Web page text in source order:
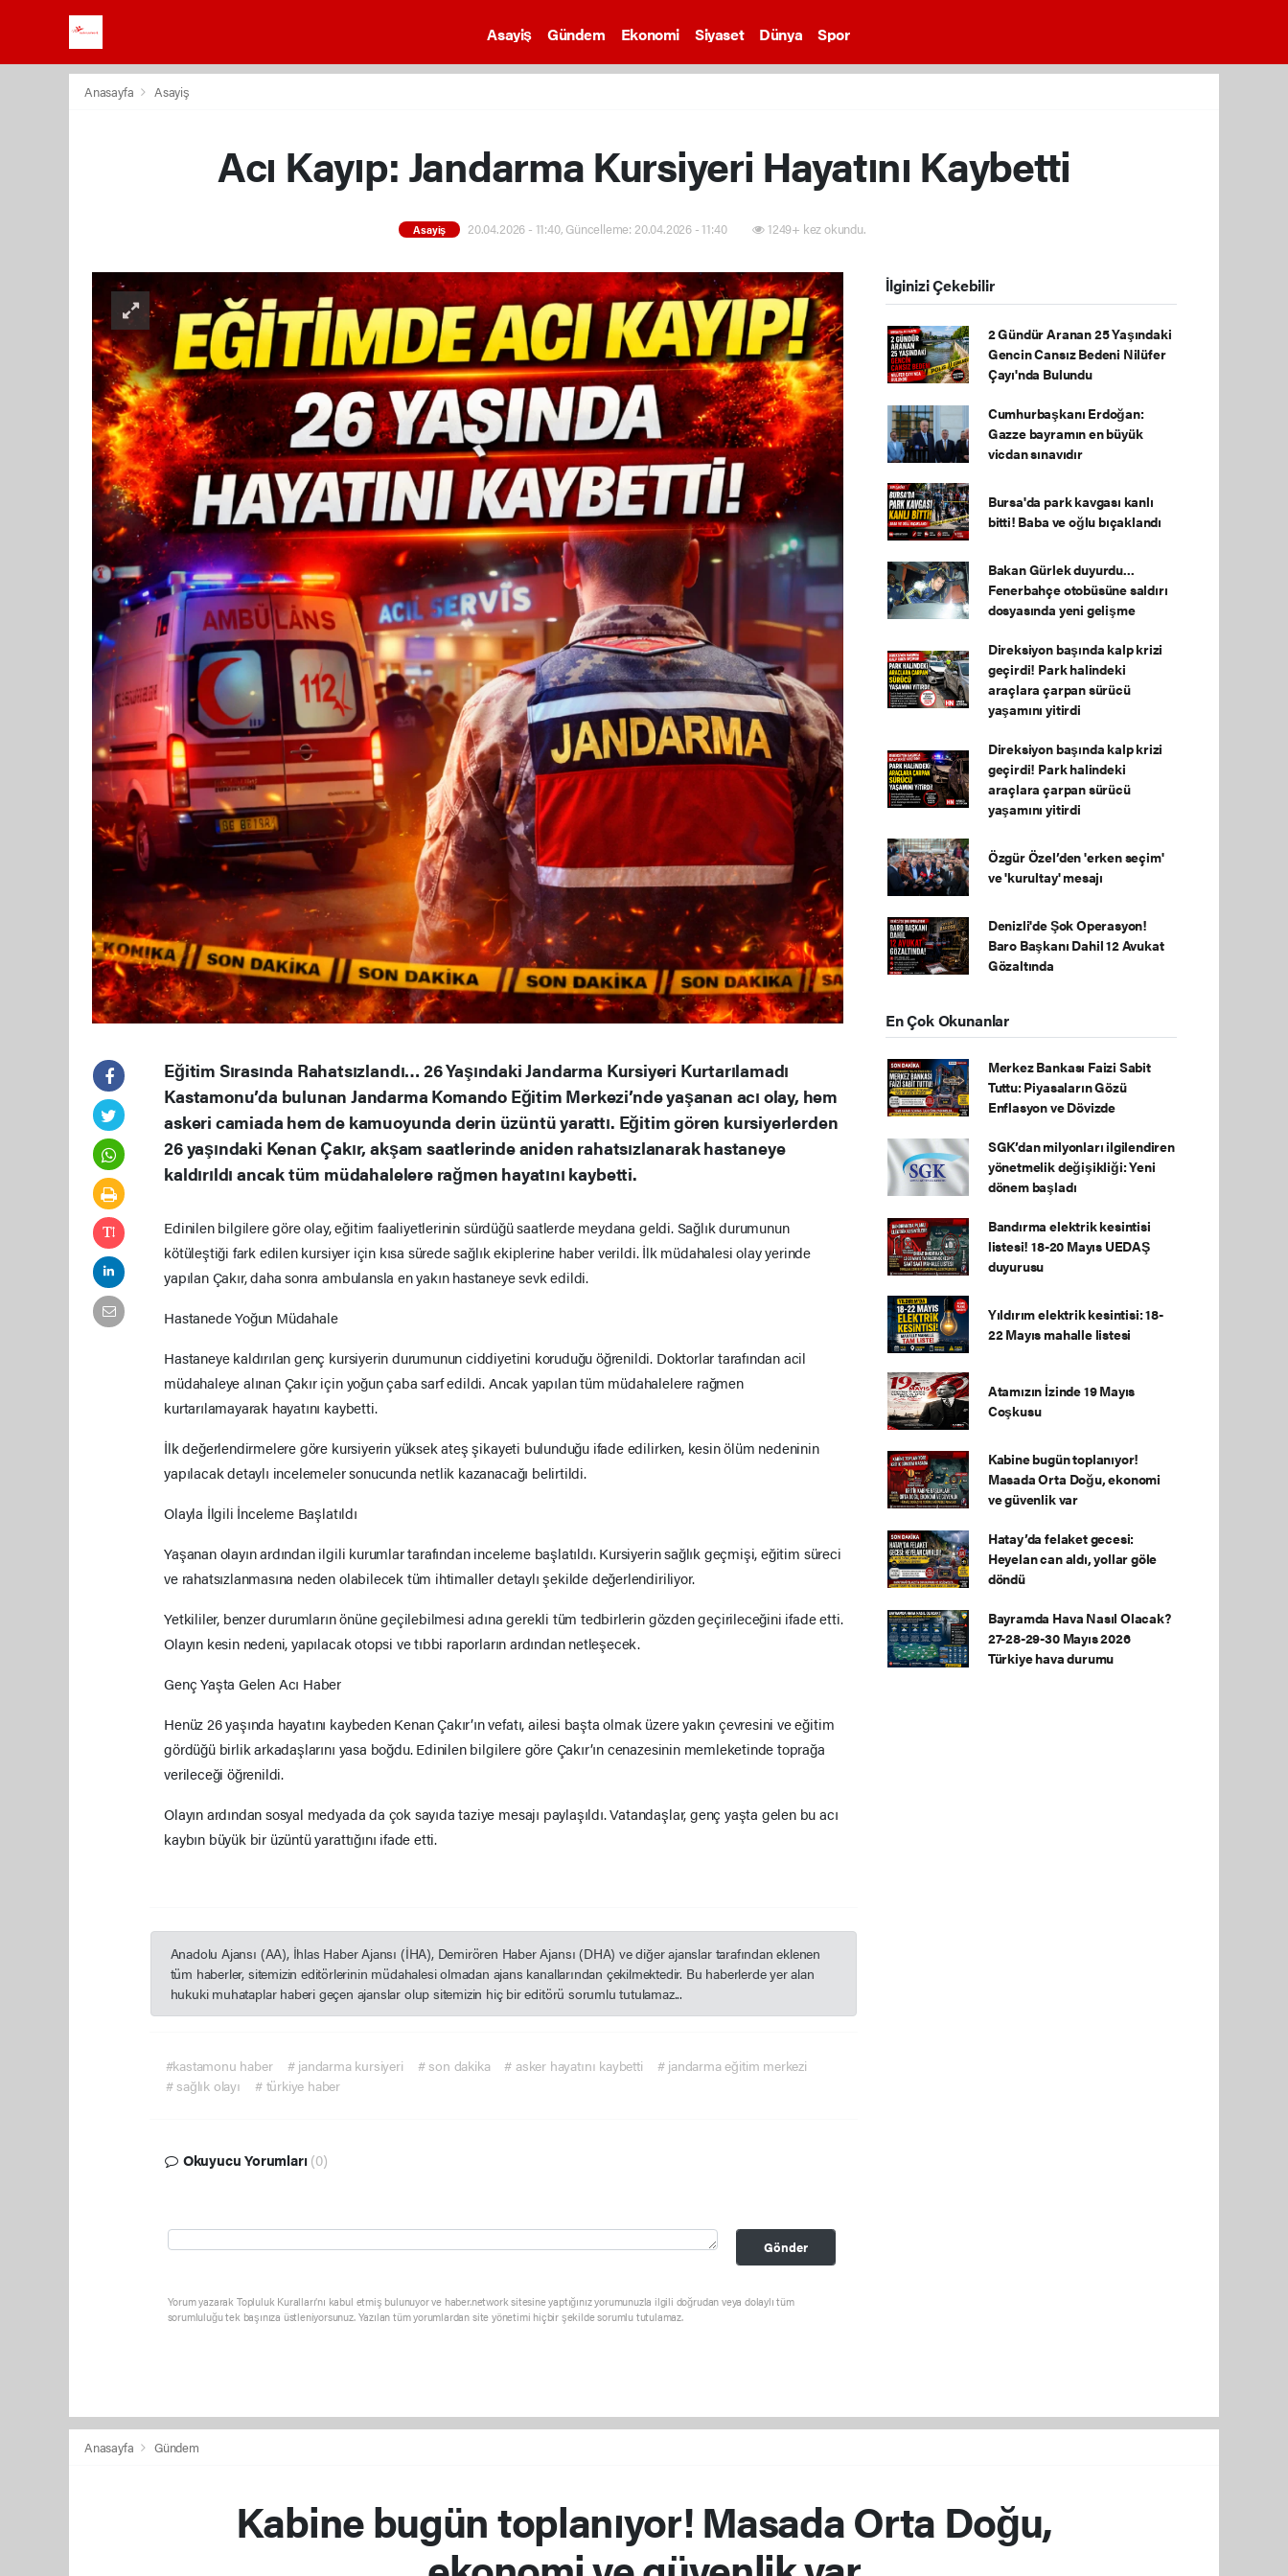
Asayiş Gündem Ekonomi Siyaset Dünya Spor
Anasayfa Asayiş
Acı Kayıp: Jandarma Kursiyeri Hayatını Kaybetti
Asayiş 20.04.2026 - 11:40, Güncelleme: 20.04.2026 - 11:40 1249+ kez okundu.
Eğitim Sırasında Rahatsızlandı… 26 Yaşındaki Jandarma Kursiyeri Kurtarılamadı
Kastamonu’da bulunan Jandarma Komando Eğitim Merkezi’nde yaşanan acı olay, hem
askeri camiada hem de kamuoyunda derin üzüntü yarattı. Eğitim gören kursiyerlerden
26 yaşındaki Kenan Çakır, akşam saatlerinde aniden rahatsızlanarak hastaneye
kaldırıldı ancak tüm müdahalelere rağmen hayatını kaybetti.
Edinilen bilgilere göre olay, eğitim faaliyetlerinin sürdüğü saatlerde meydana geldi. Sağlık durumunun
kötüleştiği fark edilen kursiyer için kısa sürede sağlık ekiplerine haber verildi. İlk müdahalesi olay yerinde
yapılan Çakır, daha sonra ambulansla en yakın hastaneye sevk edildi.
Hastanede Yoğun Müdahale
Hastaneye kaldırılan genç kursiyerin durumunun ciddiyetini koruduğu öğrenildi. Doktorlar tarafından acil
müdahaleye alınan Çakır için yoğun çaba sarf edildi. Ancak yapılan tüm müdahalelere rağmen
kurtarılamayarak hayatını kaybetti.
İlk değerlendirmelere göre kursiyerin yüksek ateş şikayeti bulunduğu ifade edilirken, kesin ölüm nedeninin
yapılacak detaylı incelemeler sonucunda netlik kazanacağı belirtildi.
Olayla İlgili İnceleme Başlatıldı
Yaşanan olayın ardından ilgili kurumlar tarafından inceleme başlatıldı. Kursiyerin sağlık geçmişi, eğitim süreci
ve rahatsızlanmasına neden olabilecek tüm ihtimaller detaylı şekilde değerlendiriliyor.
Yetkililer, benzer durumların önüne geçilebilmesi adına gerekli tüm tedbirlerin gözden geçirileceğini ifade etti.
Olayın kesin nedeni, yapılacak otopsi ve tıbbi raporların ardından netleşecek.
Genç Yaşta Gelen Acı Haber
Henüz 26 yaşında hayatını kaybeden Kenan Çakır’ın vefatı, ailesi başta olmak üzere yakın çevresini ve eğitim
gördüğü birlik arkadaşlarını yasa boğdu. Edinilen bilgilere göre Çakır’ın cenazesinin memleketinde toprağa
verileceği öğrenildi.
Olayın ardından sosyal medyada da çok sayıda taziye mesajı paylaşıldı. Vatandaşlar, genç yaşta gelen bu acı
kaybın büyük bir üzüntü yarattığını ifade etti.
Anadolu Ajansı (AA), İhlas Haber Ajansı (İHA), Demirören Haber Ajansı (DHA) ve diğer ajanslar tarafından eklenen
tüm haberler, sitemizin editörlerinin müdahalesi olmadan ajans kanallarından çekilmektedir. Bu haberlerde yer alan
hukuki muhataplar haberi geçen ajanslar olup sitemizin hiç bir editörü sorumlu tutulamaz...
#kastamonu haber # jandarma kursiyeri # son dakika # asker hayatını kaybetti
# jandarma eğitim merkezi
# sağlık olayı
# türkiye haber
Okuyucu Yorumları (0)
Gönder
Yorum yazarak Topluluk Kuralları’nı kabul etmiş bulunuyor ve haber.network sitesine yaptığınız yorumunuzla ilgili doğrudan veya dolaylı tüm
sorumluluğu tek başınıza üstleniyorsunuz. Yazılan tüm yorumlardan site yönetimi hiçbir şekilde sorumlu tutulamaz.
İlginizi Çekebilir
2 Gündür Aranan 25 Yaşındaki
Gencin Cansız Bedeni Nilüfer
Çayı'nda Bulundu
Cumhurbaşkanı Erdoğan:
Gazze bayramın en büyük
vicdan sınavıdır
Bursa'da park kavgası kanlı
bitti! Baba ve oğlu bıçaklandı
Bakan Gürlek duyurdu...
Fenerbahçe otobüsüne saldırı
dosyasında yeni gelişme
Direksiyon başında kalp krizi
geçirdi! Park halindeki
araçlara çarpan sürücü
yaşamını yitirdi
Direksiyon başında kalp krizi
geçirdi! Park halindeki
araçlara çarpan sürücü
yaşamını yitirdi
Özgür Özel’den 'erken seçim'
ve 'kurultay' mesajı
Denizli'de Şok Operasyon!
Baro Başkanı Dahil 12 Avukat
Gözaltında
En Çok Okunanlar
Merkez Bankası Faizi Sabit
Tuttu: Piyasaların Gözü
Enflasyon ve Dövizde
SGK’dan milyonları ilgilendiren
yönetmelik değişikliği: Yeni
dönem başladı
Bandırma elektrik kesintisi
listesi! 18-20 Mayıs UEDAŞ
duyurusu
Yıldırım elektrik kesintisi: 18-
22 Mayıs mahalle listesi
Atamızın İzinde 19 Mayıs
Coşkusu
Kabine bugün toplanıyor!
Masada Orta Doğu, ekonomi
ve güvenlik var
Hatay’da felaket gecesi:
Heyelan can aldı, yollar göle
döndü
Bayramda Hava Nasıl Olacak?
27-28-29-30 Mayıs 2026
Türkiye hava durumu
Anasayfa Gündem
Kabine bugün toplanıyor! Masada Orta Doğu,